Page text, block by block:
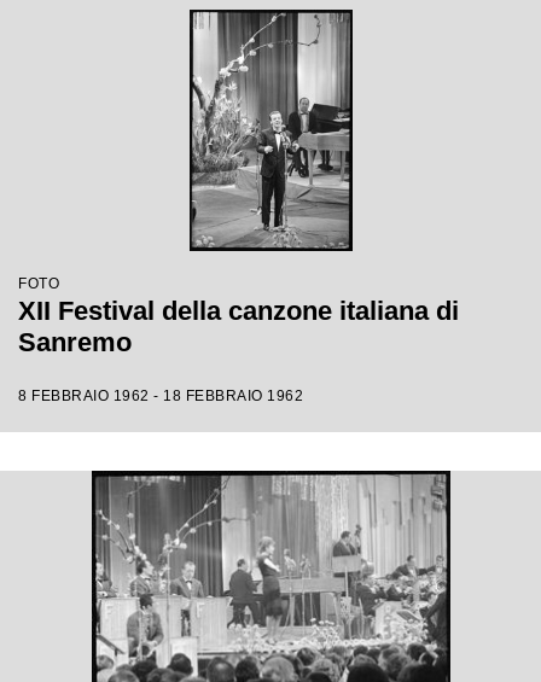
FOTO
XII Festival della canzone italiana di
Sanremo
8 FEBBRAIO 1962 - 18 FEBBRAIO 1962